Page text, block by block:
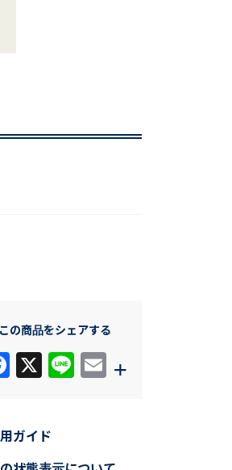
この商品をシェアする
F
a
e
X Li
n
E
+
ガイド